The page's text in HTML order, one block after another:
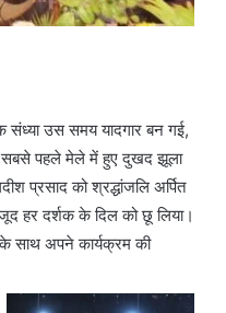
संध्या उस समय यादगार बन गई,
ने सबसे पहले मेले में हुए दुखद झूला
प्रसाद को श्रद्धांजलि अर्पित
हर दर्शक के दिल को छू लिया।
के साथ अपने कार्यक्रम की